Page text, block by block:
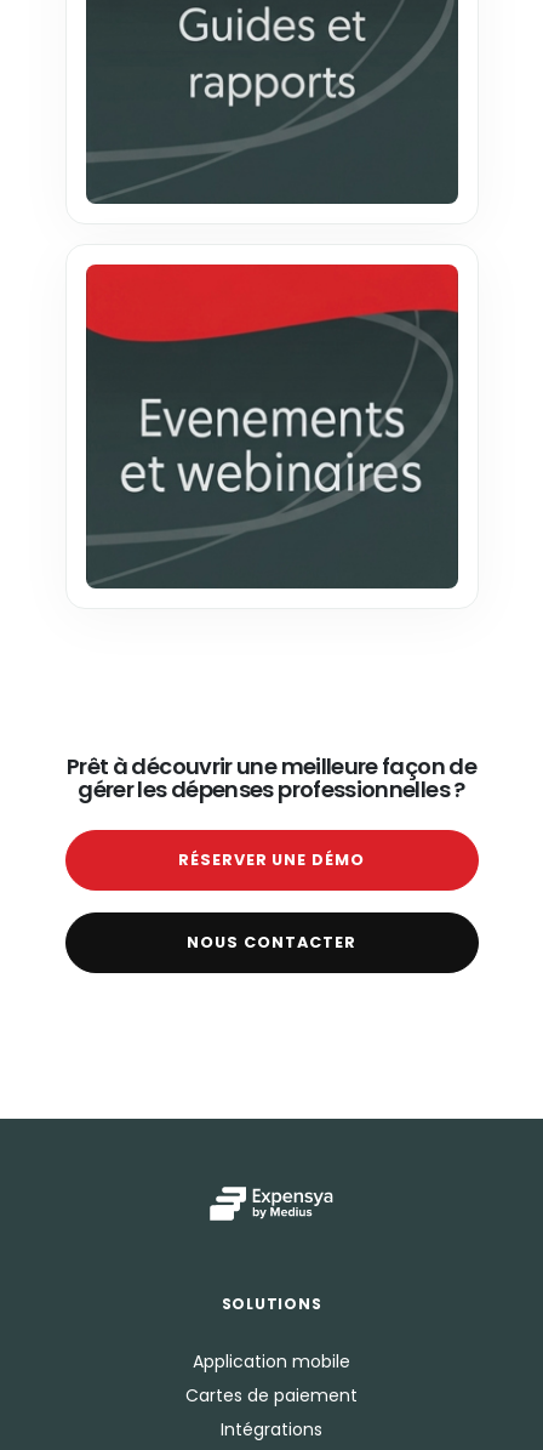
Prêt à découvrir une meilleure façon de
gérer les dépenses professionnelles ?
RÉSERVER UNE DÉMO
NOUS CONTACTER
SOLUTIONS
Application mobile
Cartes de paiement
Intégrations